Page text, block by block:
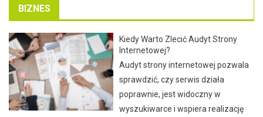
BIZNES
Kiedy Warto Zlecić Audyt Strony
Internetowej?
Audyt strony internetowej pozwala
sprawdzić, czy serwis działa
poprawnie, jest widoczny w
wyszukiwarce i wspiera realizację